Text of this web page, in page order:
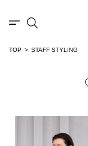
TOP STAFF STYLING